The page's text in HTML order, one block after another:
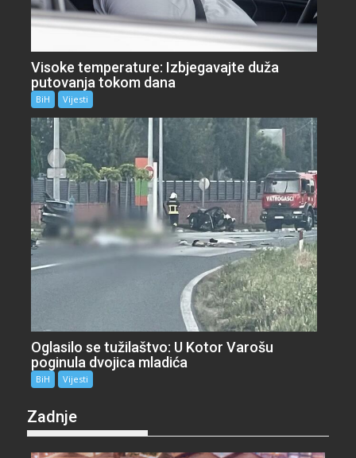
Visoke temperature: Izbjegavajte duža
putovanja tokom dana
BiH Vijesti
Oglasilo se tužilaštvo: U Kotor Varošu
poginula dvojica mladića
BiH Vijesti
Zadnje